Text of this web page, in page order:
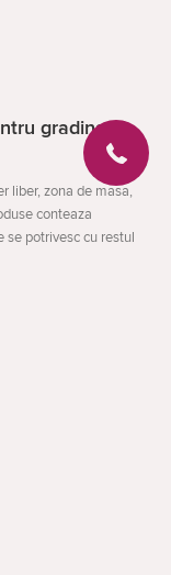
gradina si
liber, zona de masa,
conteaza
potrivesc cu restul